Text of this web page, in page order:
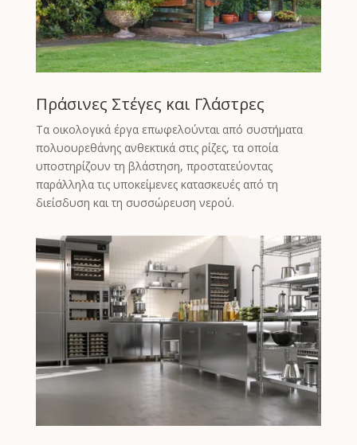
Πράσινες Στέγες και Γλάστρες
Τα οικολογικά έργα επωφελούνται από συστήματα
πολυουρεθάνης ανθεκτικά στις ρίζες, τα οποία
υποστηρίζουν τη βλάστηση, προστατεύοντας
παράλληλα τις υποκείμενες κατασκευές από τη
διείσδυση και τη συσσώρευση νερού.